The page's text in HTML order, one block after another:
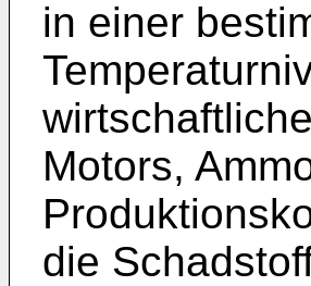
in einer
Motors,
die